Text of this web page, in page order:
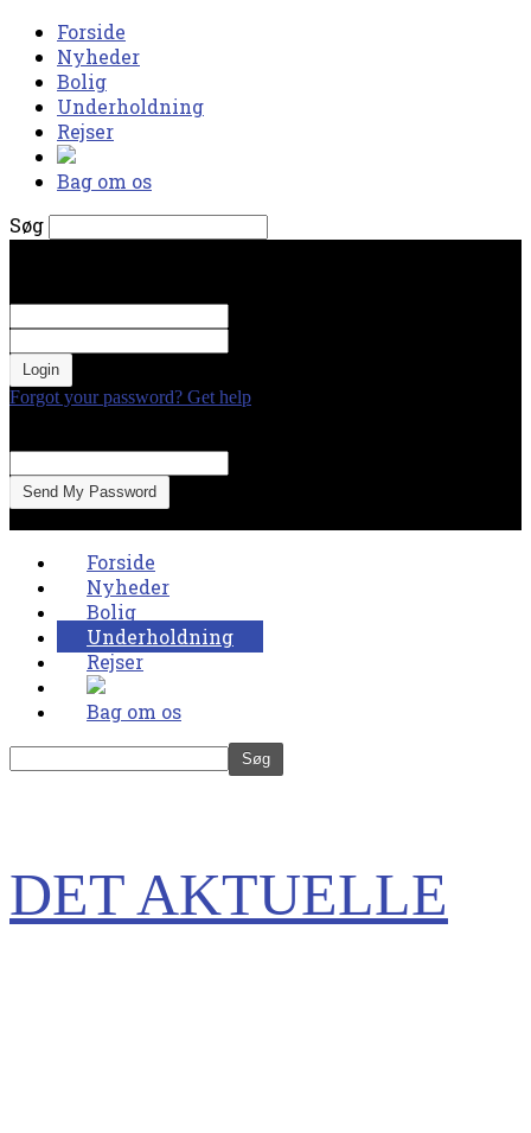
Forside
Nyheder
Bolig
Underholdning
Rejser
Bag om os
Søg
Forgot your password? Get help
Forside
Nyheder
Bolig
Underholdning
Rejser
Bag om os
DET AKTUELLE